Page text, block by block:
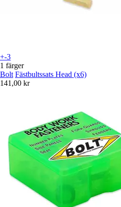
+-3
1 färger
Bolt Fästbultssats Head (x6)
141,00 kr